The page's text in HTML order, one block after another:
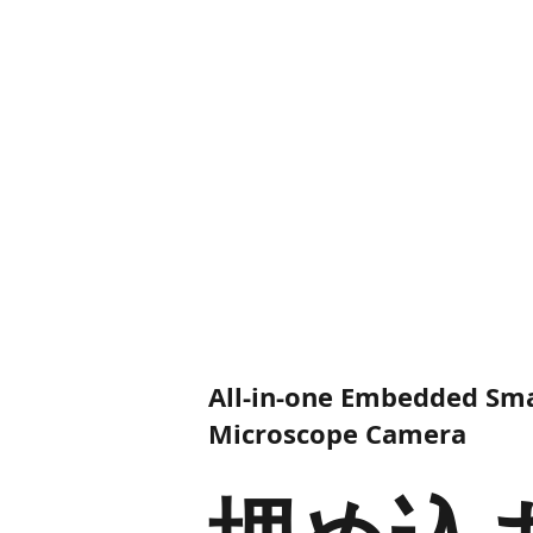
All-in-one ​Embedded
Microscope Camera